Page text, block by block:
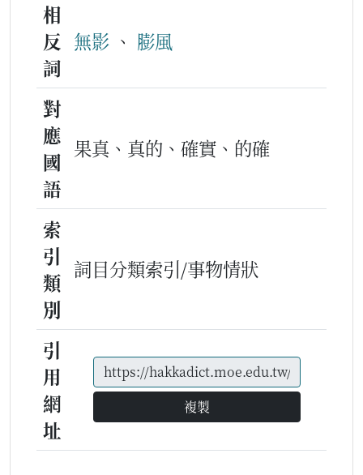
相
反
詞
無影 、 膨風
對
應
國
語
果真、真的、確實、的確
索
引
類
別
詞目分類索引/事物情狀
引
用
網
址
複製